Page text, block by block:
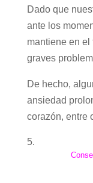
Dado que
ante los
mantiene en
graves
De hecho,
ansiedad
corazón, entre